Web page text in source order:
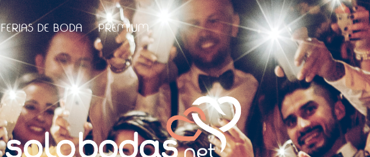
FERIAS DE BODA PREMIUM